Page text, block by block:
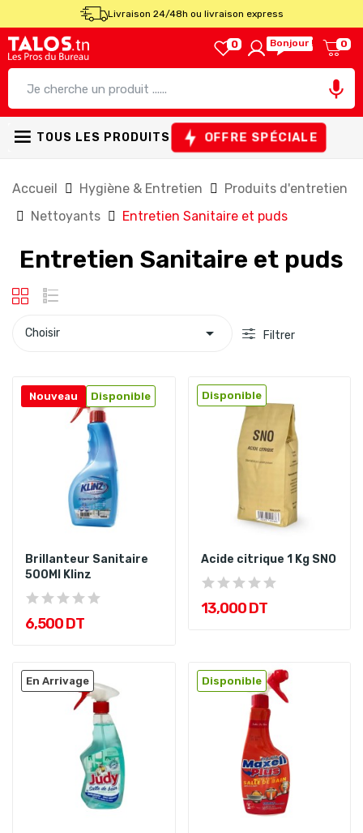
Livraison 24/48h ou livraison express
0 Bonjour ! 0

TOUS LES PRODUITS OFFRE SPÉCIALE
Accueil Hygiène & Entretien
Produits d'entretien
Nettoyants
Entretien Sanitaire et puds
Entretien Sanitaire et puds
Choisir  Filtrer
Nouveau Disponible
Brillanteur Sanitaire
500Ml Klinz
6,500 DT
Disponible
Acide citrique 1 Kg SNO
13,000 DT
En Arrivage Disponible